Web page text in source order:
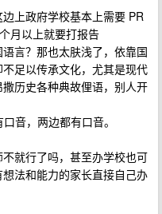
上政府学校基本上需要 PR
月以上就要打报告
言？那也太肤浅了，依靠国
足以传承文化，尤其是现代
历史各种典故俚语，别人开
音，两边都有口音。
就行了吗，甚至办学校也可
法和能力的家长直接自己办